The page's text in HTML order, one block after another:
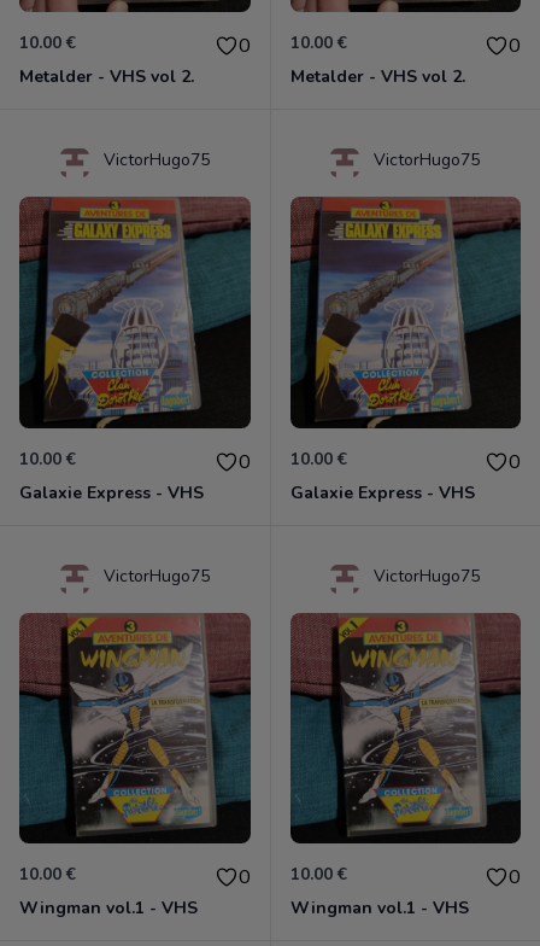
10.00 € 0
Metalder - VHS vol 2.
10.00 € 0
Metalder - VHS vol 2.
VictorHugo75
10.00 € 0
Galaxie Express - VHS
VictorHugo75
10.00 € 0
Galaxie Express - VHS
VictorHugo75
10.00 € 0
Wingman vol.1 - VHS
VictorHugo75
10.00 € 0
Wingman vol.1 - VHS